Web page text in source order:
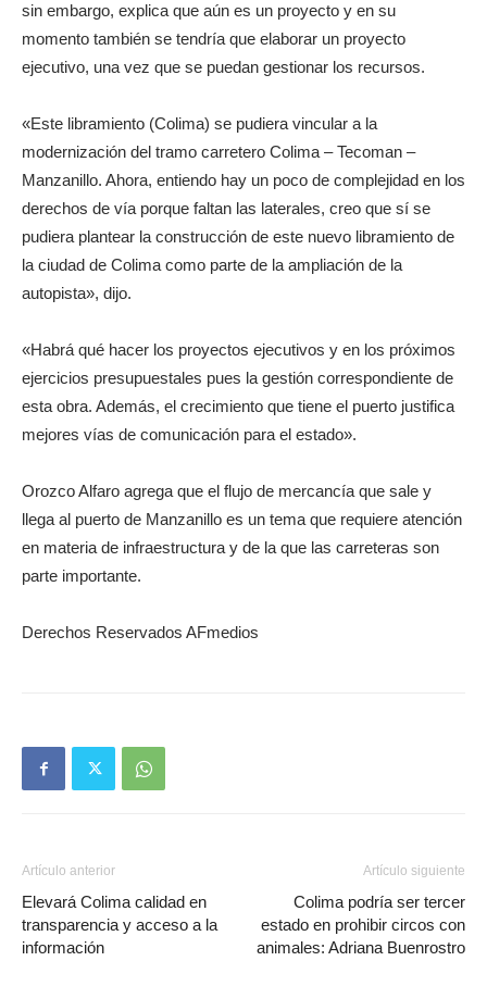
sin embargo, explica que aún es un proyecto y en su
momento también se tendría que elaborar un proyecto
ejecutivo, una vez que se puedan gestionar los recursos.
«Este libramiento (Colima) se pudiera vincular a la
modernización del tramo carretero Colima – Tecoman –
Manzanillo. Ahora, entiendo hay un poco de complejidad en los
derechos de vía porque faltan las laterales, creo que sí se
pudiera plantear la construcción de este nuevo libramiento de
la ciudad de Colima como parte de la ampliación de la
autopista», dijo.
«Habrá qué hacer los proyectos ejecutivos y en los próximos
ejercicios presupuestales pues la gestión correspondiente de
esta obra. Además, el crecimiento que tiene el puerto justifica
mejores vías de comunicación para el estado».
Orozco Alfaro agrega que el flujo de mercancía que sale y
llega al puerto de Manzanillo es un tema que requiere atención
en materia de infraestructura y de la que las carreteras son
parte importante.
Derechos Reservados AFmedios
Artículo anterior
Elevará Colima calidad en
transparencia y acceso a la
información
Artículo siguiente
Colima podría ser tercer
estado en prohibir circos con
animales: Adriana Buenrostro